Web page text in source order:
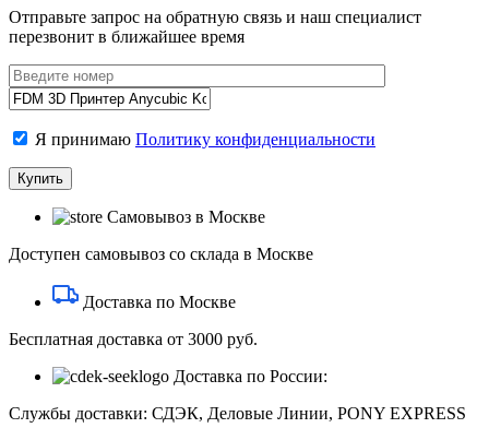
Отправьте запрос на обратную связь и наш специалист
перезвонит в ближайшее время
Я принимаю Политику конфиденциальности
Самовывоз в Москве
Доступен самовывоз со склада в Москве
Доставка по Москве
Бесплатная доставка от 3000 руб.
Доставка по России:
Службы доставки: СДЭК, Деловые Линии, PONY EXPRESS